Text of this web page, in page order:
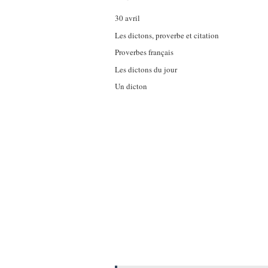
30 avril
Les dictons, proverbe et citation
Proverbes français
Les dictons du jour
Un dicton